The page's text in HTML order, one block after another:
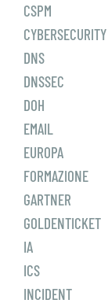
CSPM
CYBERSECURITY
DNS
DNSSEC
DOH
EMAIL
EUROPA
FORMAZIONE
GARTNER
GOLDENTICKET
IA
ICS
INCIDENT